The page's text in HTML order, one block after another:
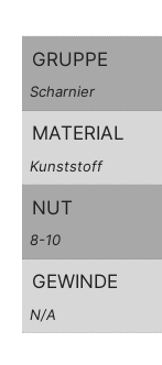
GRUPPE
Scharnier
MATERIAL
Kunststoff
NUT
8-10
GEWINDE
N/A